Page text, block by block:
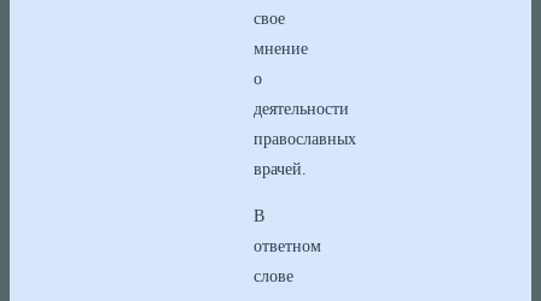
свое
мнение
о
деятельности
православных
врачей.
В
ответном
слове